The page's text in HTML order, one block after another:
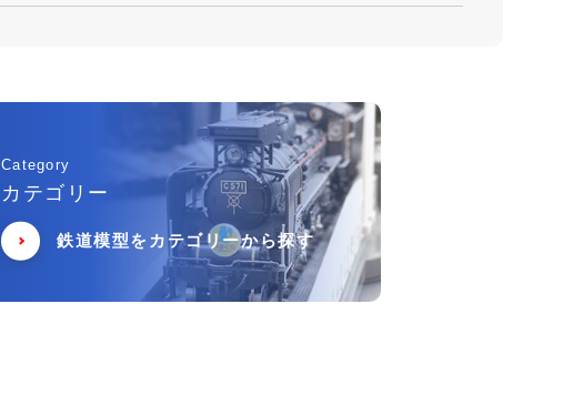
Category
カテゴリー
鉄道模型をカテゴリーから探す